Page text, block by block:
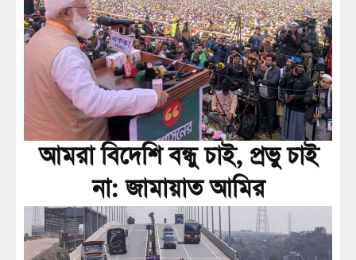
আমরা বিদেশি বন্ধু চাই, প্রভু চাই
না: জামায়াত আমির